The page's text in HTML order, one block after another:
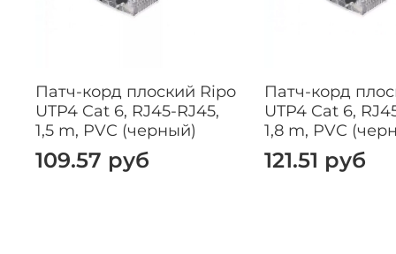
Патч-корд плоский Ripo
UTP4 Cat 6, RJ45-RJ45,
1,5 m, PVC (черный)
109.57 руб
Патч-корд
UTP4 Cat 6,
1,8 m, PVC
121.51 руб